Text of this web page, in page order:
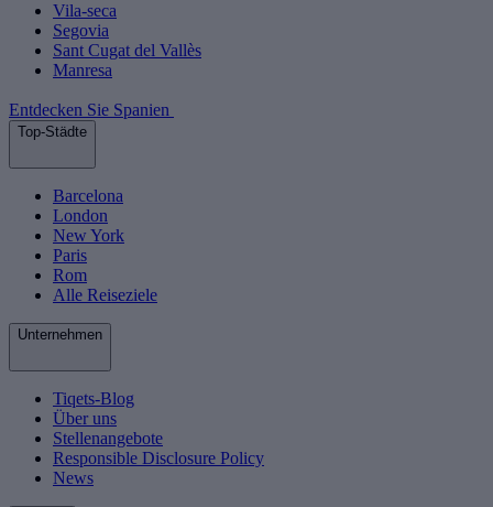
Vila-seca
Segovia
Sant Cugat del Vallès
Manresa
Entdecken Sie Spanien
Top-Städte
Barcelona
London
New York
Paris
Rom
Alle Reiseziele
Unternehmen
Tiqets-Blog
Über uns
Stellenangebote
Responsible Disclosure Policy
News